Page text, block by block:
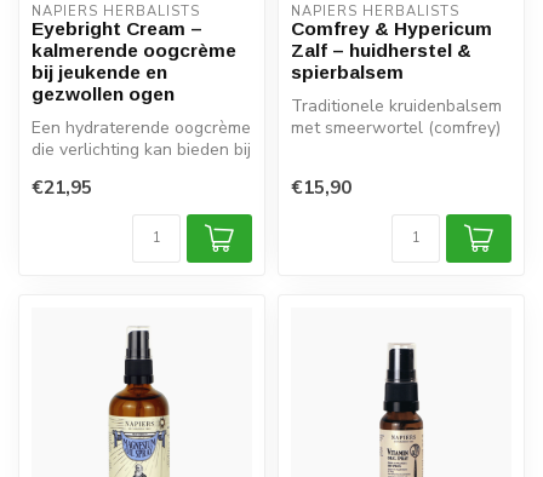
NAPIERS HERBALISTS
Eyebright Cream –
kalmerende oogcrème
bij jeukende en
gezwollen ogen
Een hydraterende oogcrème
die verlichting kan bieden bij
€21,95
NAPIERS HERBALISTS
Comfrey & Hypericum
Zalf – huidherstel &
spierbalsem
Traditionele kruidenbalsem
met smeerwortel (comfrey)
€15,90